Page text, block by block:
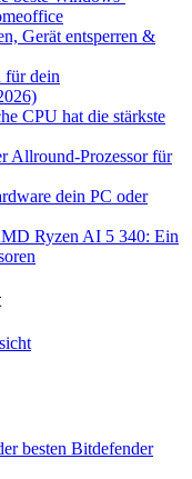
Gerät entsperren &
für dein
CPU hat die stärkste
Allround-Prozessor für
dein PC oder
Ryzen AI 5 340: Ein
besten Bitdefender